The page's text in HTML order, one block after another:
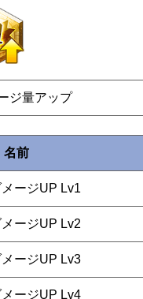
ジ量アップ
名前
ージUP Lv1
ージUP Lv2
ージUP Lv3
ージUP Lv4